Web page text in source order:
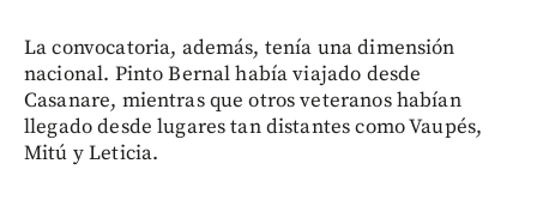
La convocatoria, además, tenía una dimensión
nacional. Pinto Bernal había viajado desde
Casanare, mientras que otros veteranos habían
llegado desde lugares tan distantes como Vaupés,
Mitú y Leticia.